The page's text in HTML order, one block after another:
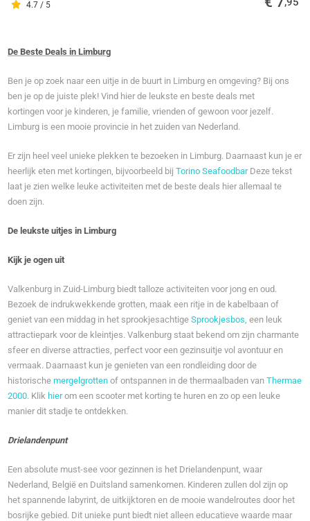
4.7 / 5
De Beste Deals in Limburg
Ben je op zoek naar een uitje in de buurt in Limburg en omgeving? Bij ons
ben je op de juiste plek! Vind hier de leukste en beste deals met
kortingen voor je kinderen, je familie, vrienden of gewoon voor jezelf.
Limburg is een mooie provincie in het zuiden van Nederland.
Er zijn heel veel unieke plekken te bezoeken in Limburg. Daarnaast kun je er
heerlijk eten met kortingen, bijvoorbeeld bijTorino Seafoodbar Deze tekst
laat je zien welke leuke activiteiten met de beste deals hier allemaal te
doen zijn.
De leukste uitjes in Limburg
Kijk je ogen uit
Valkenburg in Zuid-Limburg biedt talloze activiteiten voor jong en oud.
Bezoek de indrukwekkende grotten, maak een ritje in de kabelbaan of
geniet van een middag in het sprookjesachtigeSprookjesbos , een leuk
attractiepark voor de kleintjes. Valkenburg staat bekend om zijn charmante
sfeer en diverse attracties, perfect voor een gezinsuitje vol avontuur en
vermaak. Daarnaast kun je genieten van een rondleiding door de
historischemergelgrotten of ontspannen in de thermaalbaden vanThermae
2000. Klikhierom een scooter met korting te huren en zo op een leuke
manier dit stadje te ontdekken.
Drielandenpunt
Een absolute must-see voor gezinnen is het Drielandenpunt, waar
Nederland, België en Duitsland samenkomen. Kinderen zullen dol zijn op
het spannende labyrint, de uitkijktoren en de mooie wandelroutes door het
bosrijke gebied. Dit unieke punt biedt niet alleen educatieve waarde maar